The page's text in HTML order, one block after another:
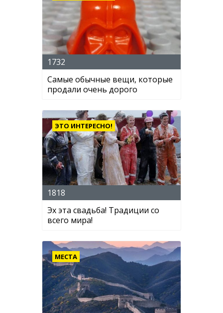
1732
Самые обычные вещи, которые
продали очень дорого
ЭТО ИНТЕРЕСНО!
1818
Эх эта свадьба! Традиции со
всего мира!
МЕСТА